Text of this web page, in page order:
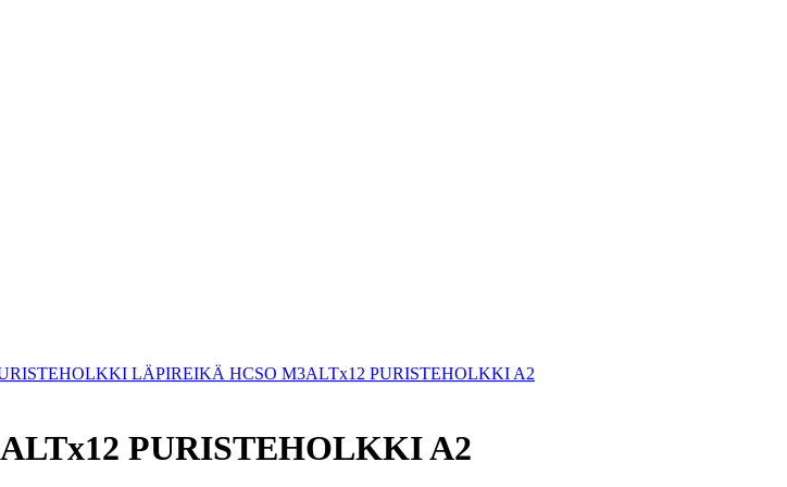
LÄPIREIKÄ HCSO M3ALTx12 PURISTEHOLKKI A2
PURISTEHOLKKI A2